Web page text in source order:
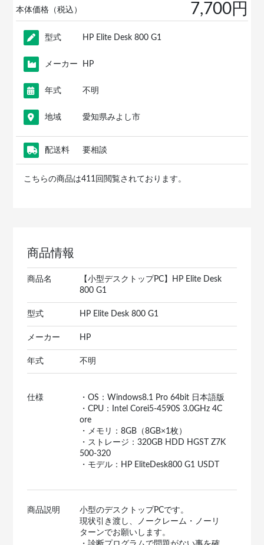
本体価格（税込） 7,700円
型式 HP Elite Desk 800 G1
メーカー HP
年式 不明
地域 愛知県みよし市
配送料 要相談
こちらの商品は411回閲覧されております。
商品情報
商品名
【小型デスクトップPC】HP Elite Desk
800 G1
型式 HP Elite Desk 800 G1
メーカー HP
年式 不明
仕様
・OS：Windows8.1 Pro 64bit 日本語版
・CPU：Intel Corei5-4590S 3.0GHz 4C
ore
・メモリ：8GB（8GB×1枚）
・ストレージ：320GB HDD HGST Z7K
500-320
・モデル：HP EliteDesk800 G1 USDT
商品説明
小型のデスクトップPCです。
現状引き渡し、ノークレーム・ノーリ
ターンでお願いします。